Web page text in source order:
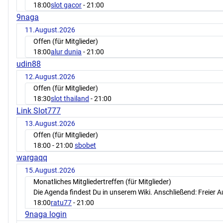
18:00slot gacor- 21:00
9naga
11.August.2026
Offen (für Mitglieder)
18:00alur dunia - 21:00
udin88
12.August.2026
Offen (für Mitglieder)
18:30slot thailand - 21:00
Link Slot777
13.August.2026
Offen (für Mitglieder)
18:00 - 21:00 sbobet
wargaqq
15.August.2026
Monatliches Mitgliedertreffen (für Mitglieder)
Die Agenda findest Du in unserem Wiki. Anschließend: Freier
18:00ratu77- 21:00
9naga login